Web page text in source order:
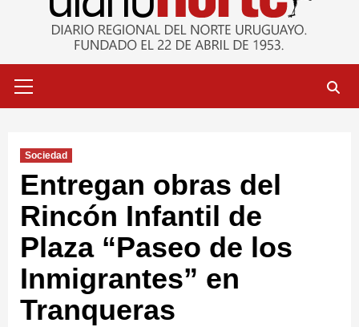
primario
Sociedad
Entregan obras del
Rincón Infantil de
Plaza “Paseo de los
Inmigrantes” en
Tranqueras